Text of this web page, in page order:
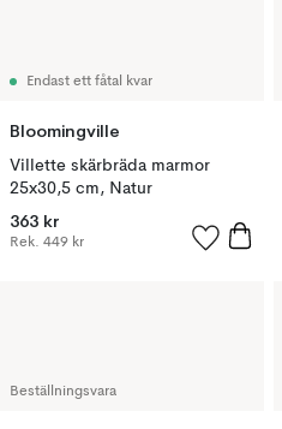
Endast ett fåtal kvar
Bloomingville
Villette skärbräda marmor
25x30,5 cm, Natur
363 kr
Rek. 449 kr
Beställningsvara